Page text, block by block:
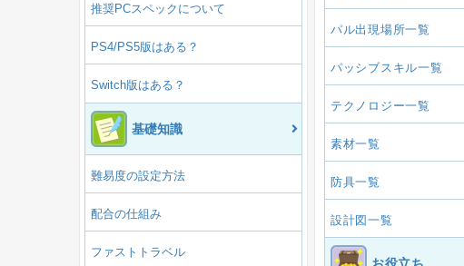
推奨PCスペックについて
PS4/PS5版はある？
Switch版はある？
基礎知識
難易度の設定方法
配合の仕組み
ファストトラベル
パル出現場所一覧
パッシブスキル一覧
テクノロジー一覧
素材一覧
防具一覧
設計図一覧
お役立ち